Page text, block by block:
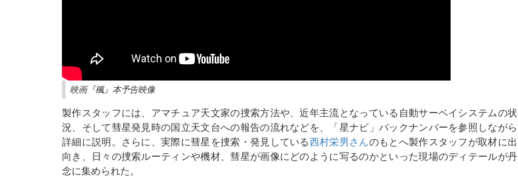
映画『楓』本予告映像
製作スタッフには、アマチュア天文家の捜索方法や、近年主流となっている自動サーベイシステムの状
況、そして彗星発見時の国立天文台への報告の流れなどを、「星ナビ」バックナンバーを参照しながら
詳細に説明。さらに、実際に彗星を捜索・発見している西村栄男さんのもとへ製作スタッフが取材に出
向き、日々の捜索ルーティンや機材、彗星が画像にどのように写るのかといった現場のディテールが丹
念に集められた。